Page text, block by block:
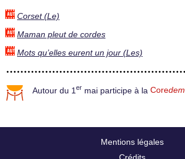
Corset (Le)
Maman pleut de cordes
Mots qu’elles eurent un jour (Les)
Autour du 1 er mai participe à la Coredem
Mentions légales
Crédits